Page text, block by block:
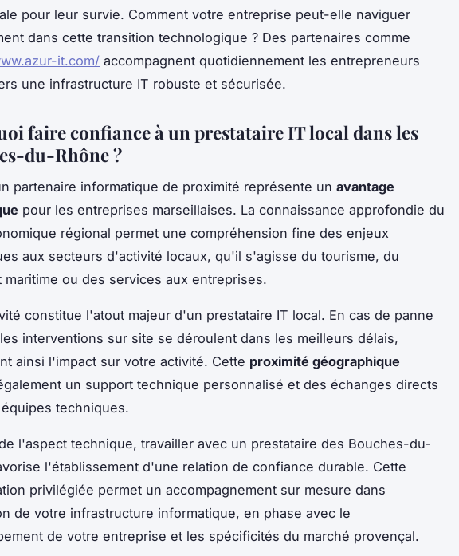
pour leur survie. Comment votre entreprise peut-elle naviguer
dans cette transition technologique ? Des partenaires comme
it.com/ accompagnent quotidiennement les entrepreneurs
une infrastructure IT robuste et sécurisée.
faire confiance à un prestataire IT local dans les
du-Rhône ?
partenaire informatique de proximité représente un avantage
pour les entreprises marseillaises. La connaissance approfondie du
régional permet une compréhension fine des enjeux
aux secteurs d'activité locaux, qu'il s'agisse du tourisme, du
maritime ou des services aux entreprises.
constitue l'atout majeur d'un prestataire IT local. En cas de panne
interventions sur site se déroulent dans les meilleurs délais,
ainsi l'impact sur votre activité. Cette proximité géographique
un support technique personnalisé et des échanges directs
techniques.
l'aspect technique, travailler avec un prestataire des Bouches-du-
l'établissement d'une relation de confiance durable. Cette
privilégiée permet un accompagnement sur mesure dans
de votre infrastructure informatique, en phase avec le
de votre entreprise et les spécificités du marché provençal.